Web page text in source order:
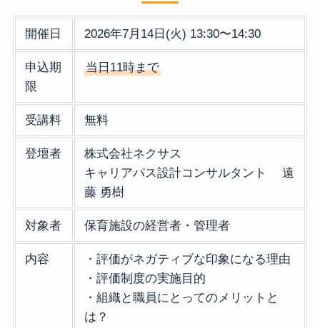
開催日 2026年7月14日(火) 13:30〜14:30
申込期
限
当日11時まで
受講料 無料
登壇者
株式会社ネクサス
キャリアパス設計コンサルタント 遠
藤 勇樹
対象者 保育施設の経営者・管理者
内容
・評価がネガティブな印象になる理由
・評価制度の実施目的
・組織と職員にとってのメリットと
は？